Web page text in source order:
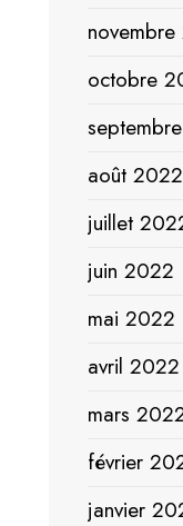
octobre
août 2022
juillet
juin 2022
mai 2022
avril 2022
mars
février
janvier